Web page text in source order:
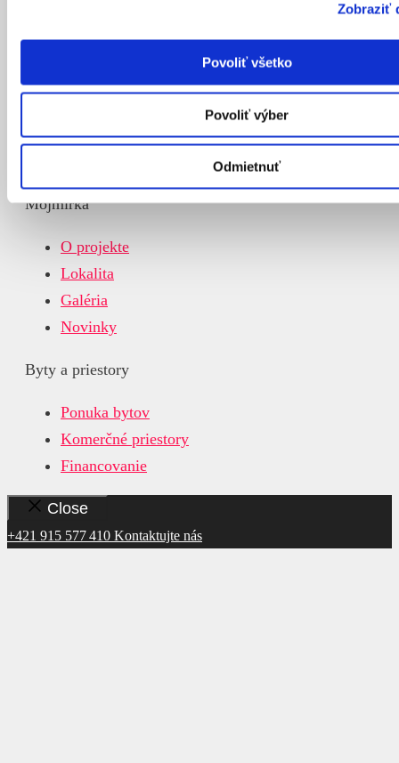
Zobraziť
Povoliť všetko
Povoliť výber
Odmietnuť
Mojmírka
O projekte
Lokalita
Galéria
Novinky
Byty a priestory
Ponuka bytov
Komerčné priestory
Financovanie
Close
+421 915 577 410 Kontaktujte nás